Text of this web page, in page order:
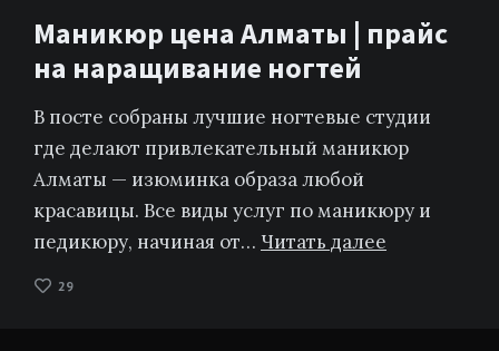
Маникюр цена Алматы | прайс
на наращивание ногтей
В посте собраны лучшие ногтевые студии
где делают привлекательный маникюр
Алматы — изюминка образа любой
красавицы. Все виды услуг по маникюру и
педикюру, начиная от… Читать далее
29